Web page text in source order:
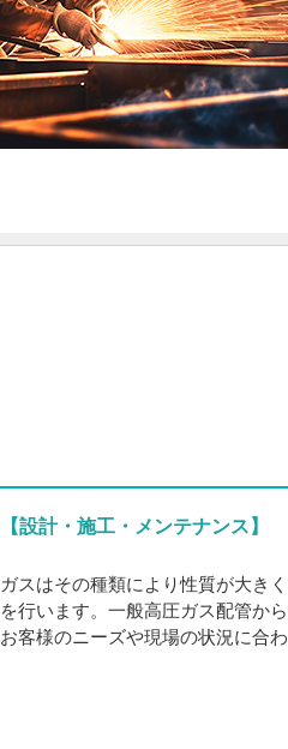
【設計・施工・メンテナンス】
ガスはその種類により性質が大き
を行います。一般高圧ガス配管か
お客様のニーズや現場の状況に合